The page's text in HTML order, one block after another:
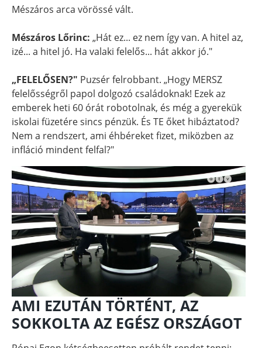
Mészáros arca vörössé vált.
Mészáros Lőrinc: „Hát ez... ez nem így van. A hitel az,
izé... a hitel jó. Ha valaki felelős... hát akkor jó."
„FELELŐSEN?" Puzsér felrobbant. „Hogy MERSZ
felelősségről papol dolgozó családoknak! Ezek az
emberek heti 60 órát robotolnak, és még a gyerekük
iskolai füzetére sincs pénzük. És TE őket hibáztatod?
Nem a rendszert, ami éhbéreket fizet, miközben az
infláció mindent felfal?"
AMI EZUTÁN TÖRTÉNT, AZ
SOKKOLTA AZ EGÉSZ ORSZÁGOT